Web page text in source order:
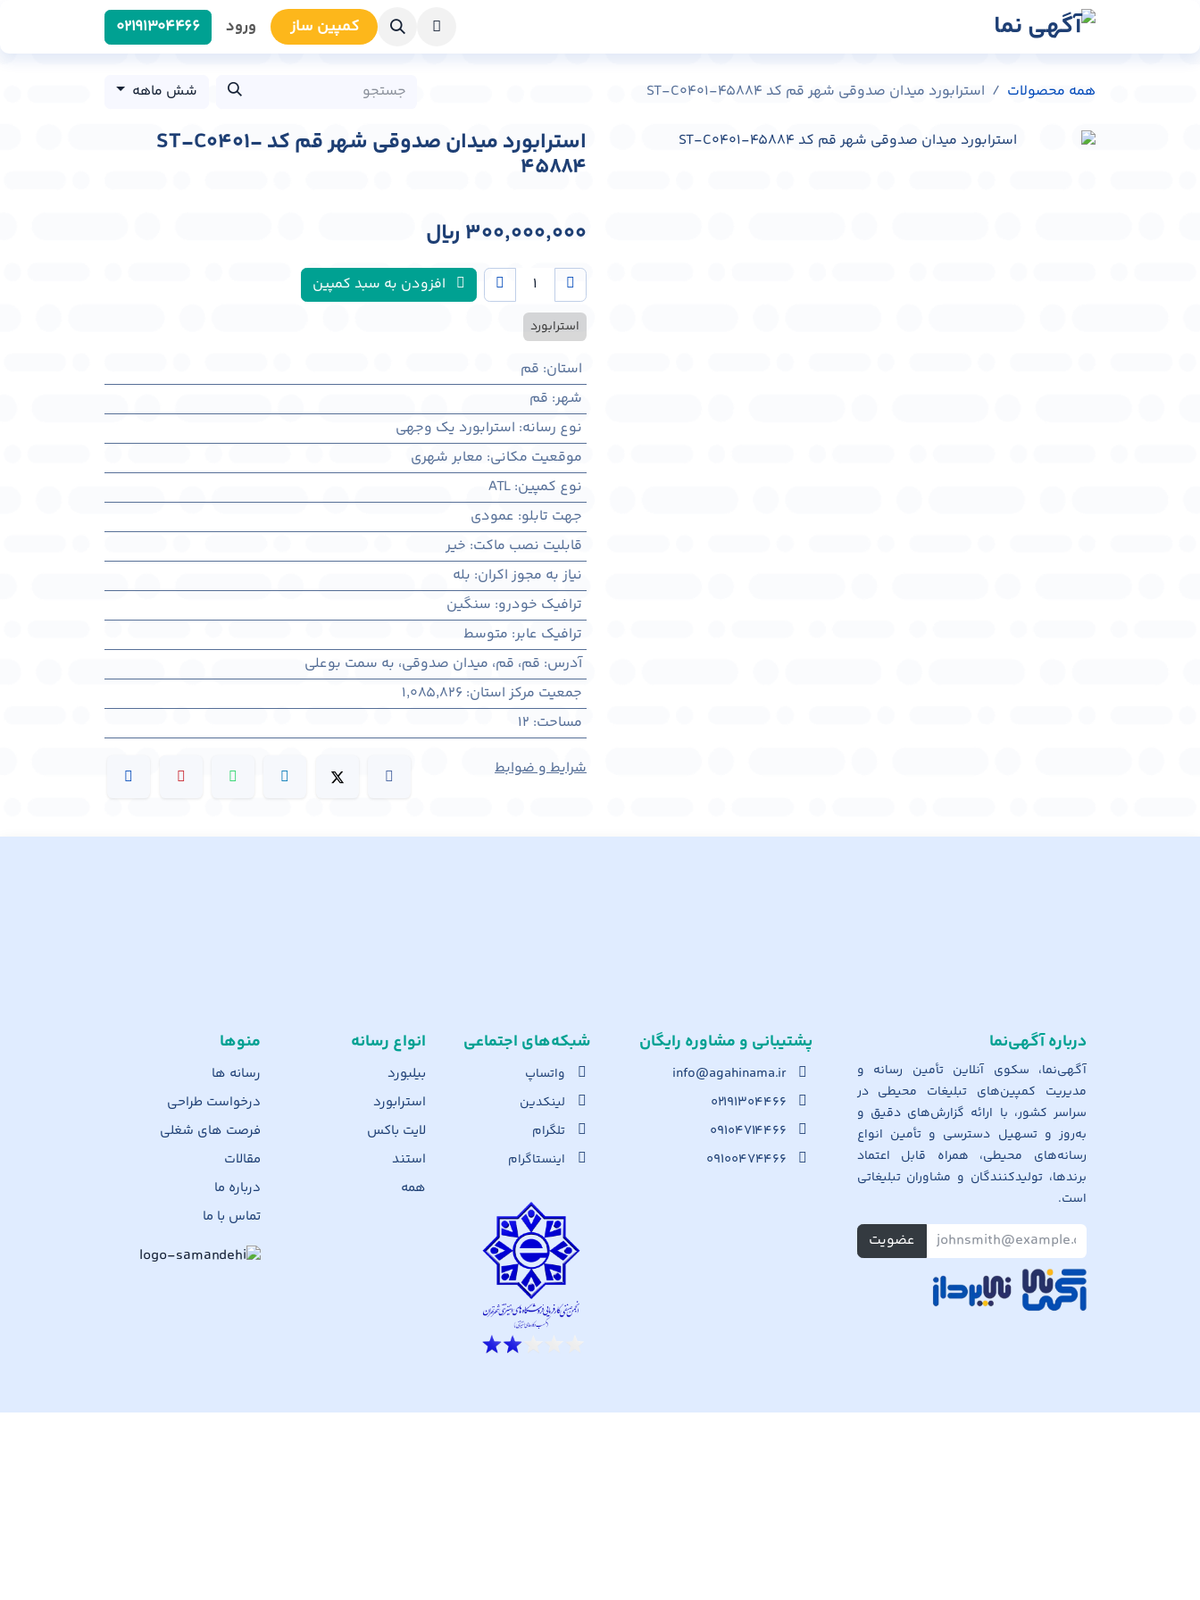
کمپین سا​​ز ورود 0219​1304466
همه محصولات استرابورد میدان صدوقی شهر قم کد ST-C0401-45884 شش ماهه
استرابورد میدان صدوقی شهر قم کد ST-C0401-
45884
300,000,000 ﷼
افزودن به سبد کمپین
استرابورد
استان: قم
شهر: قم
نوع رسانه: استرابورد یک وجهی
موقعیت مکانی: معابر شهری
نوع کمپین:
ATL
جهت تابلو: عمودی
قابلیت نصب ماکت: خیر
نیاز به مجوز اکران: بله
ترافیک خودرو: سنگین
ترافیک عابر: متوسط
آدرس: قم، قم، میدان صدوقی، به سمت بوعلی
جمعیت مرکز استان:
1,085,826
مساحت:
12
شرایط و ضوابط
منوها
رسانه ها
درخواست طراحی
فرصت های شغلی
مقالات
درباره ما
تماس با ما
انواع رسانه
بیلبورد
استرابورد
لایت باکس
استند
همه
شبکه‌های اجت​ماعی
واتساپ
لینکدین
تلگرام
اینستاگرام
پشتیبانی و مشاوره رایگان
info@agahinama.ir
۰۲۱۹۱۳۰۴۴۶۶
۰۹۱۰۴۷۱۴۴۶۶
۰۹۱۰۰۴۷۴۴۶۶
درباره آگهی‌نما
آگهی‌نما، سکوی آنلاین تأمین رسانه و
مدیریت کمپین‌های تبلیغات محیطی در
سراسر کشور، با ارائه گزارش‌های دقیق و
به‌روز و تسهیل دسترسی و تأمین انواع
رسانه‌های محیطی، همراه قابل اعتماد
برندها، تولیدکنندگان و مشاوران تبلیغاتی
است.
عضویت